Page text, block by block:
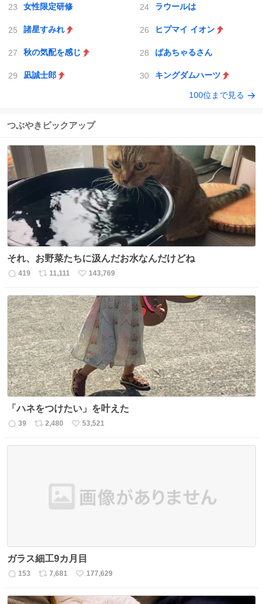
女性限定研修 ラウールは
諸星すみれ ヒプマイ イオン
秋の気配を感じ ばあちゃるさん
凪誠士郎 キングダムハーツ
100位まで見る
つぶやきピックアップ
それ、お野菜たちに汲んだお水なんだけどね
返
数
419
リ
ス
ト
数
11,111
い
ね
数
143,769
「ハネをつけたい」を叶えた
返
39
リ
2,480
い
53,521
ガラス細工9カ月目
返
153
リ
7,681
い
177,629